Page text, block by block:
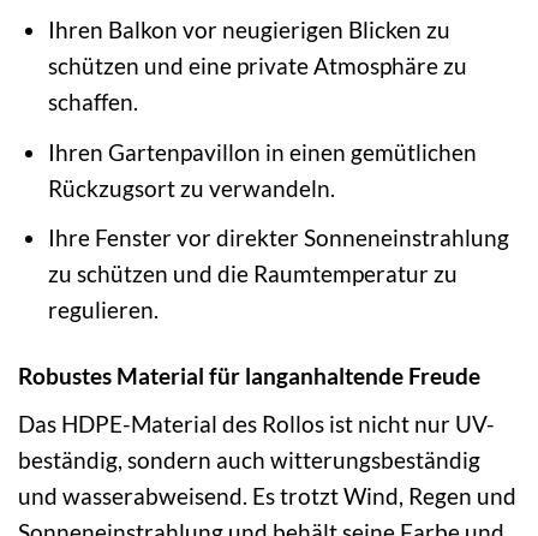
Ihren Balkon vor neugierigen Blicken zu
schützen und eine private Atmosphäre zu
schaffen.
Ihren Gartenpavillon in einen gemütlichen
Rückzugsort zu verwandeln.
Ihre Fenster vor direkter Sonneneinstrahlung
zu schützen und die Raumtemperatur zu
regulieren.
Robustes Material für langanhaltende Freude
Das HDPE-Material des Rollos ist nicht nur UV-
beständig, sondern auch witterungsbeständig
und wasserabweisend. Es trotzt Wind, Regen und